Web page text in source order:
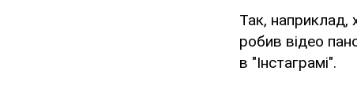
Так, наприклад,
робив відео
в "Інстаграмі".